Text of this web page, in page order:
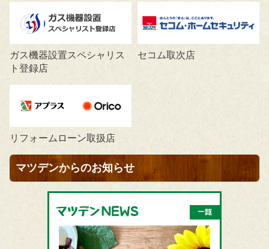
ガス機器設置スペシャリス
ト登録店
セコム取次店
リフォームローン取扱店
マツデンからのお知らせ